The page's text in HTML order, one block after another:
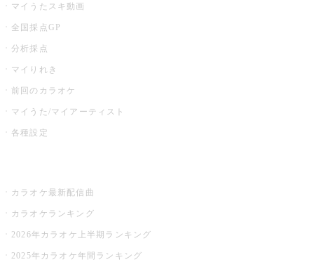
マイうたスキ動画
全国採点GP
分析採点
マイりれき
前回のカラオケ
マイうた/マイアーティスト
各種設定
カラオケ最新配信曲
カラオケランキング
2026年カラオケ上半期ランキング
2025年カラオケ年間ランキング